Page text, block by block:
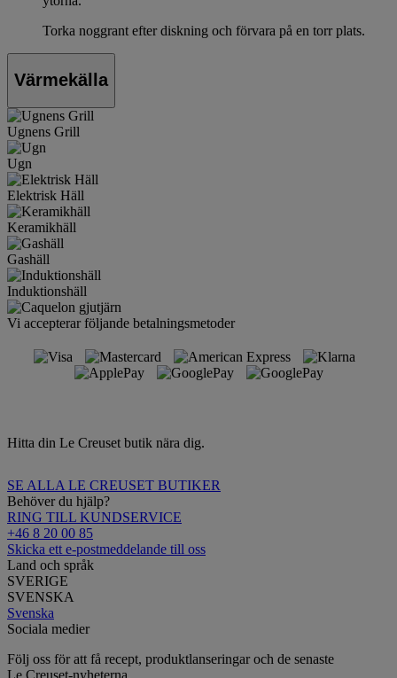
Torka noggrant efter diskning och förvara på en torr plats.
Värmekälla
Ugnens Grill
Ugn
Elektrisk Häll
Keramikhäll
Gashäll
Induktionshäll
Vi accepterar följande betalningsmetoder
Hitta din Le Creuset butik nära dig.
SE ALLA LE CREUSET BUTIKER
Behöver du hjälp?
RING TILL KUNDSERVICE
+46 8 20 00 85
Skicka ett e-postmeddelande till oss
Land och språk
SVERIGE
SVENSKA
Svenska
Sociala medier
Följ oss för att få recept, produktlanseringar och de senaste
Le Creuset-nyheterna.